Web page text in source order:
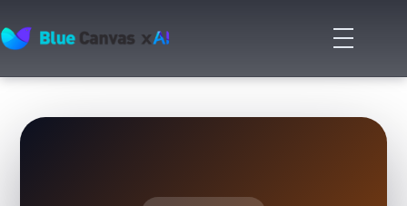
BLUECANVAS
메
뉴
기